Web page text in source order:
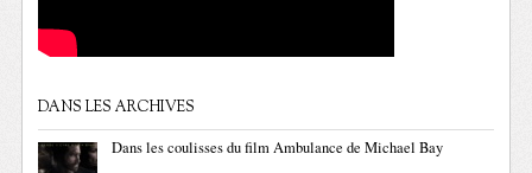
DANS LES ARCHIVES
Dans les coulisses du film Ambulance de Michael Bay